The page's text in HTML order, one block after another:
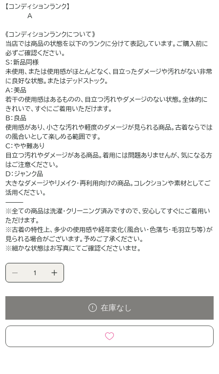
【コンディションランク】
A
《コンディションランクについて》
当店では商品の状態を以下のランクに分けて表記しています。ご購入前に
必ずご確認ください。
S：新品同様
未使用、または使用感がほとんどなく、目立ったダメージや汚れがない非常
に良好な状態。またはデッドストック。
A：美品
若干の使用感はあるものの、目立つ汚れやダメージのない状態。全体的に
きれいで、すぐにご着用いただけます。
B：良品
使用感があり、小さな汚れや軽度のダメージが見られる商品。古着ならでは
の風合いとして楽しめる範囲です。
C：やや難あり
目立つ汚れやダメージがある商品。着用には問題ありませんが、気になる方
はご注意ください。
D：ジャンク品
大きなダメージやリメイク・再利用向けの商品。コレクションや素材としてご
活用ください。
⸻
※全ての商品は洗濯・クリーニング済みですので、安心してすぐにご着用い
ただけます。
※古着の特性上、多少の使用感や経年変化（風合い・色落ち・毛羽立ち等）が
見られる場合がございます。予めご了承ください。
※細かな状態はお写真にてご確認くださいませ。
在庫なし